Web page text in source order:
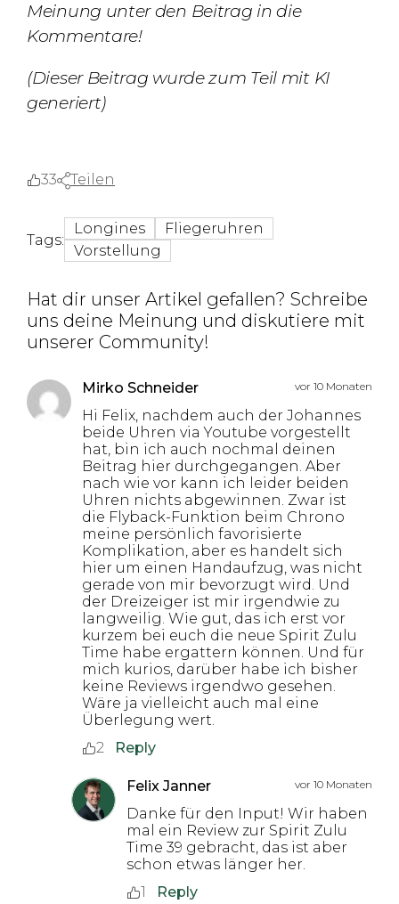
Meinung unter den Beitrag in die
Kommentare!
(Dieser Beitrag wurde zum Teil mit KI
generiert)
33 Teilen
Tags:
Longines
Fliegeruhren
Vorstellung
Hat dir unser Artikel gefallen? Schreibe
uns deine Meinung und diskutiere mit
unserer Community!
Mirko Schneider vor 10 Monaten
Hi Felix, nachdem auch der Johannes
beide Uhren via Youtube vorgestellt
hat, bin ich auch nochmal deinen
Beitrag hier durchgegangen. Aber
nach wie vor kann ich leider beiden
Uhren nichts abgewinnen. Zwar ist
die Flyback-Funktion beim Chrono
meine persönlich favorisierte
Komplikation, aber es handelt sich
hier um einen Handaufzug, was nicht
gerade von mir bevorzugt wird. Und
der Dreizeiger ist mir irgendwie zu
langweilig. Wie gut, das ich erst vor
kurzem bei euch die neue Spirit Zulu
Time habe ergattern können. Und für
mich kurios, darüber habe ich bisher
keine Reviews irgendwo gesehen.
Wäre ja vielleicht auch mal eine
Überlegung wert.
2
Reply
Felix Janner vor 10 Monaten
Danke für den Input! Wir haben
mal ein Review zur Spirit Zulu
Time 39 gebracht, das ist aber
schon etwas länger her.
1
Reply